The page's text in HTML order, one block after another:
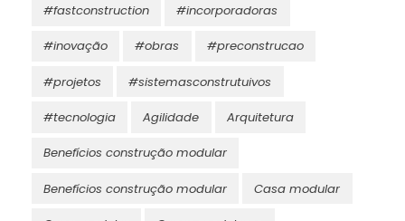
#fastconstruction #incorporadoras
#inovação #obras #preconstrucao
#projetos #sistemasconstrutuivos
#tecnologia Agilidade Arquitetura
Benefícios construção modular
Benefícios construção modular Casa modular